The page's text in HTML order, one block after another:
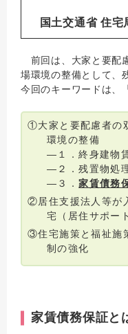
国土交通省 住宅
前回は、大家と要配
場環境の整備として、
今回のキーワードは、
①大家と要配慮者の
環境の整備
―１．終身建物
―２．残置物処
―３．家賃債務
②居住支援法人等が
宅（居住サポー
③住宅施策と福祉施
制の強化
家賃債務保証と